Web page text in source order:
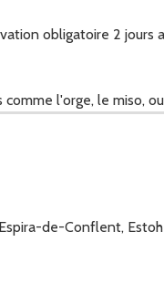
obligatoire 2 jours
l'orge, le miso,
de-Conflent,